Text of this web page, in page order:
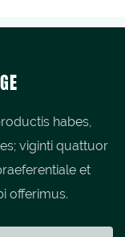
habes,
viginti quattuor
et
offerimus.